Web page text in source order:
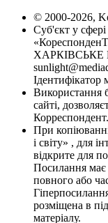
© 2000-2026,
Суб'єкт у
ХАРКІВСЬКЕ
Ідентифікатор
Використання
сайті,
При
і світу» , для
відкрите для
Посилання має
повного або
розміщена в
матеріалу.